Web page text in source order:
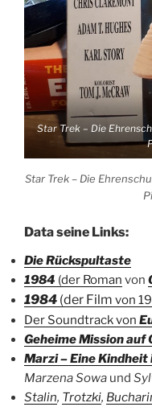
Star Trek – Die
Star Trek – Die
Data seine Links:
Die Rückspultaste
1984 (der Roman von
1984 (der Film von
Der Soundtrack von
Geheime Mission auf
Marzi – Eine Kindheit
Marzena Sowa und
Stalin, Trotzki,